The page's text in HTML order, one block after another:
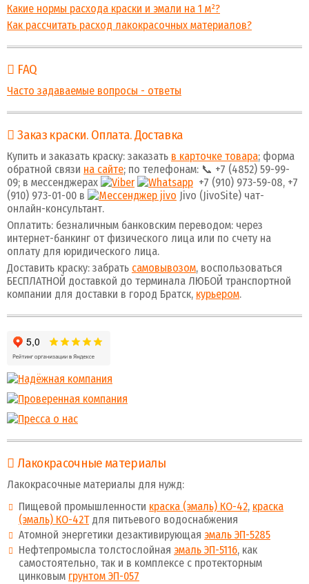
Какие нормы расхода краски и эмали на 1 м²?
Как рассчитать расход лакокрасочных материалов?
FAQ
Часто задаваемые вопросы - ответы
Заказ краски. Оплата. Доставка
Купить и заказать краску: заказать в карточке товара; форма
обратной связи на сайте; по телефонам: 📞 +7 (4852) 59-99-
09; в мессенджерах
+7 (910) 973-59-08, +7
(910) 973-01-00 в
Jivo (JivoSite) чат-
онлайн-консультант.
Оплатить: безналичным банковским переводом: через
интернет-банкинг от физического лица или по счету на
оплату для юридического лица.
Доставить краску: забрать самовывозом, воспользоваться
БЕСПЛАТНОЙ доставкой до терминала ЛЮБОЙ транспортной
компании для доставки в город Братск, курьером.
Лакокрасочные материалы
Лакокрасочные материалы для нужд:
Пищевой промышленности краска (эмаль) КО-42, краска
(эмаль) КО-42Тдля питьевого водоснабжения
Атомной энергетики дезактивирующая эмаль ЭП-5285
Нефтепромысла толстослойная эмаль ЭП-5116, как
самостоятельно, так и в комплексе с протекторным
цинковым грунтом ЭП-057